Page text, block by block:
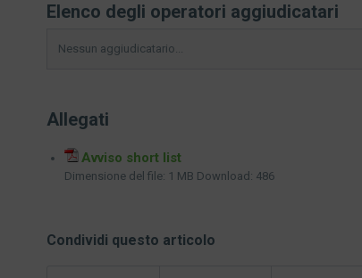
Elenco degli operatori aggiudicatari
Nessun aggiudicatario...
Allegati
Avviso short list
Dimensione del file: 1 MB Download: 486
Condividi questo articolo